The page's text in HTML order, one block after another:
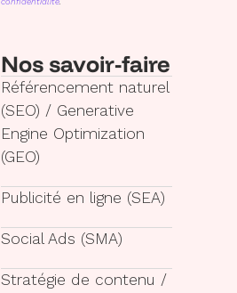
Nos savoir-faire
Référencement naturel
(SEO) / Generative
Engine Optimization
(GEO)
Publicité en ligne (SEA)
Social Ads (SMA)
Stratégie de contenu /